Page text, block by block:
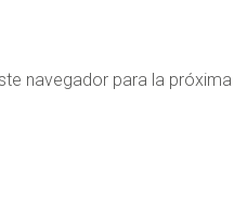
navegador para la